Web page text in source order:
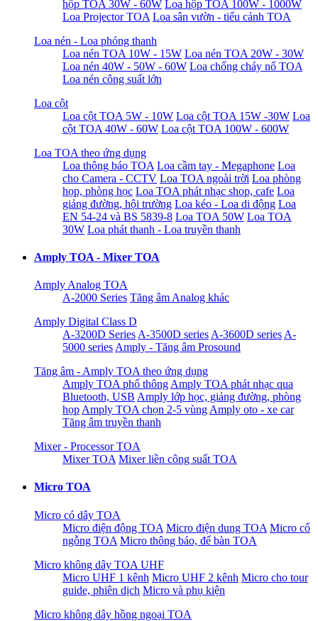
hộp TOA 30W - 60W Loa hộp TOA 100W - 1000W
Loa Projector TOA Loa sân vườn - tiểu cảnh TOA
Loa nén - Loa phóng thanh
Loa nén TOA 10W - 15W Loa nén TOA 20W - 30W
Loa nén 40W - 50W - 60W Loa chống cháy nổ TOA
Loa nén công suất lớn
Loa cột
Loa cột TOA 5W - 10W Loa cột TOA 15W -30W Loa
cột TOA 40W - 60W Loa cột TOA 100W - 600W
Loa TOA theo ứng dụng
Loa thông báo TOA Loa cầm tay - Megaphone Loa
cho Camera - CCTV Loa TOA ngoài trời Loa phòng
họp, phòng học Loa TOA phát nhạc shop, cafe Loa
giảng đường, hội trường Loa kéo - Loa di động Loa
EN 54-24 và BS 5839-8 Loa TOA 50W Loa TOA
30W Loa phát thanh - Loa truyền thanh
Amply TOA - Mixer TOA
Amply Analog TOA
A-2000 Series Tăng âm Analog khác
Amply Digital Class D
A-3200D Series A-3500D series A-3600D series A-
5000 series Amply - Tăng âm Prosound
Tăng âm - Amply TOA theo ứng dụng
Amply TOA phổ thông Amply TOA phát nhạc qua
Bluetooth, USB Amply lớp học, giảng đường, phòng
họp Amply TOA chọn 2-5 vùng Amply oto - xe car
Tăng âm truyền thanh
Mixer - Processor TOA
Mixer TOA Mixer liền công suất TOA
Micro TOA
Micro có dây TOA
Micro điện động TOA Micro điện dung TOA Micro cổ
ngỗng TOA Micro thông báo, để bàn TOA
Micro không dây TOA UHF
Micro UHF 1 kênh Micro UHF 2 kênh Micro cho tour
guide, phiên dịch Micro và phụ kiện
Micro không dây hồng ngoại TOA